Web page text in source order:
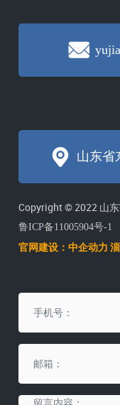
山东省
Copyright © 2022 山
鲁ICP备11005904号-1
官网建设：中企动力